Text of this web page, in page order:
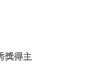
獎得主